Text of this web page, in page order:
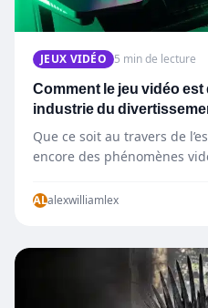
JEUX VIDÉO 5 min de lecture
Comment le jeu vidéo
industrie du
Que ce soit au travers de
encore des phénomènes
ALalexwilliamlex